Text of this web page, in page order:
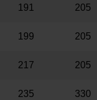
191 205
199 205
217 205
235 330